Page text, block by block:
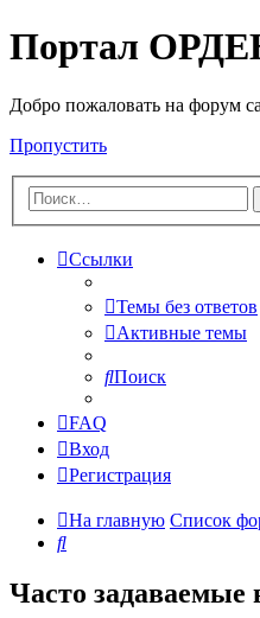
Портал
Добро пожаловать на форум
Пропустить
Ссылки
Темы без ответов
Активные темы
Поиск
FAQ
Вход
Регистрация
На главную Список
Поиск
Часто задаваемые